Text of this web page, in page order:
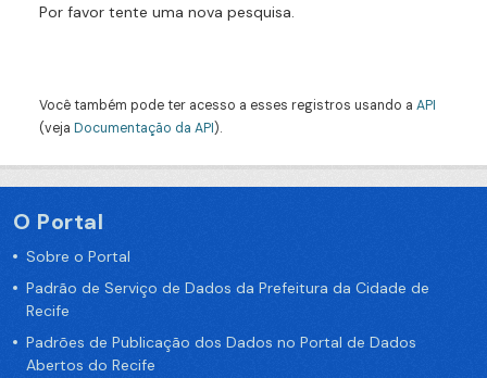
Por favor tente uma nova pesquisa.
Você também pode ter acesso a esses registros usando a API
(veja Documentação da API).
O Portal
Sobre o Portal
Padrão de Serviço de Dados da Prefeitura da Cidade de
Recife
Padrões de Publicação dos Dados no Portal de Dados
Abertos do Recife